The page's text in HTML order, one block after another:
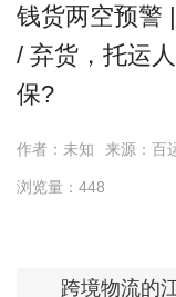
钱货两空预警
/ 弃货，托运
保?
作者：未知 来源：百
浏览量： 448
跨境物流的江